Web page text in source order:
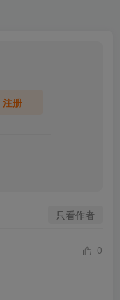
注册
只看作者
0